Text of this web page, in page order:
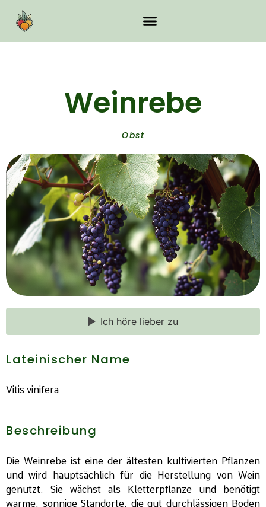
Weinrebe
Obst
Ich höre lieber zu
Lateinischer Name
Vitis vinifera
Beschreibung
Die Weinrebe ist eine der ältesten kultivierten Pflanzen
und wird hauptsächlich für die Herstellung von Wein
genutzt. Sie wächst als Kletterpflanze und benötigt
warme, sonnige Standorte, die gut durchlässigen Boden